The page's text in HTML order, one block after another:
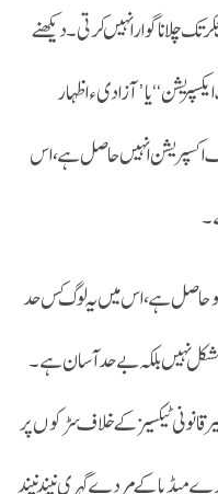
تک چلانا گوارا نہیں کرتی۔ دیکھنے
یا ’آزادیء اظہار
اکسپریشن انہیں حاصل ہے، اس
حاصل ہے، اس میں یہ لوگ کس حد
نہیں بلکہ بے حد آسان ہے۔
قانونی ٹیکسیزکے خلاف سڑکوں پر
میڈیا کے مردے گہری نیند نیند